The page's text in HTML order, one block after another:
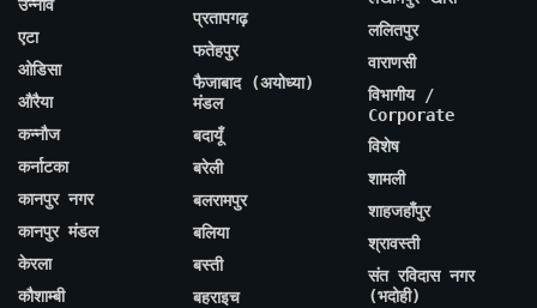
उन्नाव
एटा
ओडिसा
औरैया
कन्नौज
कर्नाटका
कानपुर नगर
कानपुर मंडल
केरला
कौशाम्बी
प्रतापगढ़
फतेहपुर
फैजाबाद (अयोध्या)
मंडल
बदायूँ
बरेली
बलरामपुर
बलिया
बस्ती
बहराइच
ललितपुर
वाराणसी
विभागीय /
Corporate
विशेष
शामली
शाहजहाँपुर
श्रावस्ती
संत रविदास नगर
(भदोही)